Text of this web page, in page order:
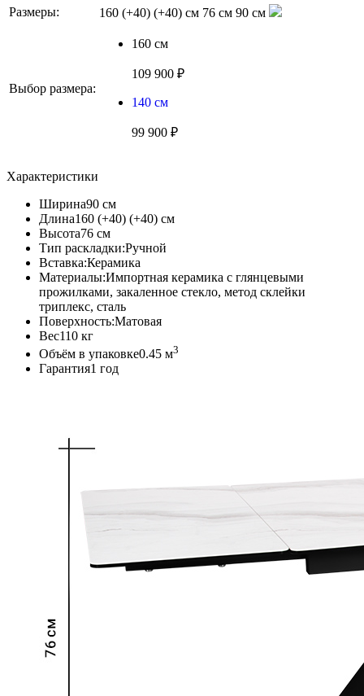
Размеры:
160 (+40) (+40) см 76 см 90 см
Выбор размера:
160 см
109 900 ₽
140 см
99 900 ₽
Характеристики
Ширина90 см
Длина160 (+40) (+40) см
Высота76 см
Тип раскладки:Ручной
Вставка:Керамика
Материалы:Импортная керамика с глянцевыми
прожилками, закаленное стекло, метод склейки
триплекс, сталь
Поверхность:Матовая
Вес110 кг
Объём в упаковке0.45 м3
Гарантия1 год